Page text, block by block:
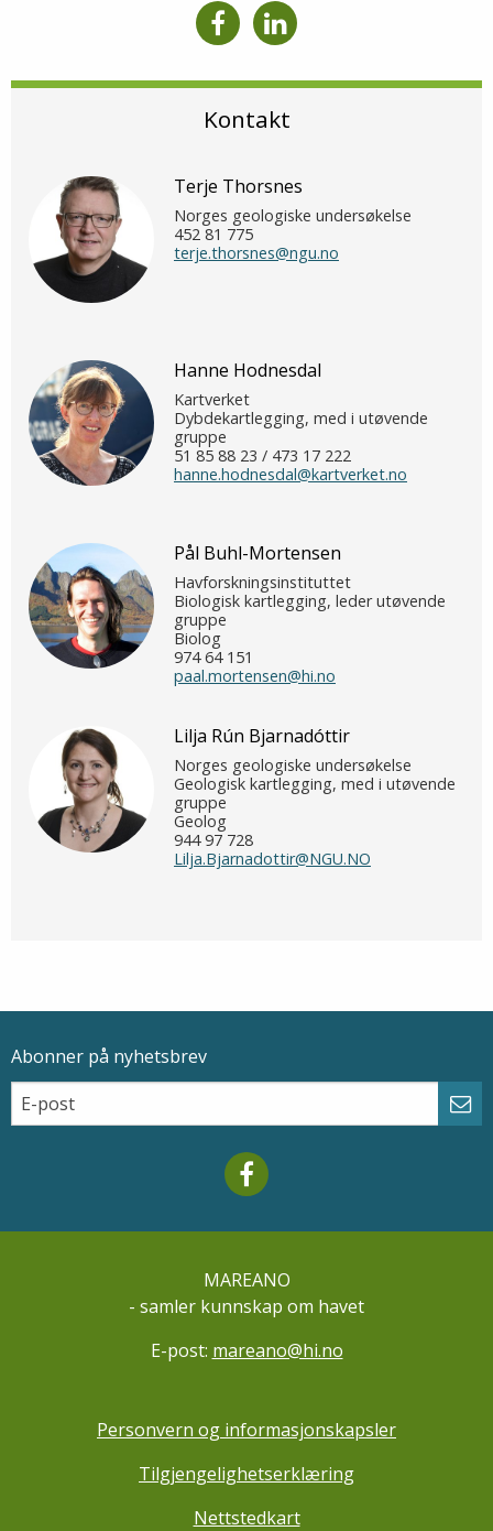
Kontakt
Terje Thorsnes
Norges geologiske undersøkelse
452 81 775
terje.thorsnes@ngu.no
Hanne Hodnesdal
Kartverket
Dybdekartlegging, med i utøvende
gruppe
51 85 88 23 / 473 17 222
hanne.hodnesdal@kartverket.no
Pål Buhl-Mortensen
Havforskningsinstituttet
Biologisk kartlegging, leder utøvende
gruppe
Biolog
974 64 151
paal.mortensen@hi.no
Lilja Rún Bjarnadóttir
Norges geologiske undersøkelse
Geologisk kartlegging, med i utøvende
gruppe
Geolog
944 97 728
Lilja.Bjarnadottir@NGU.NO
Epostadresse
Abonner på nyhetsbrev
Email
Mareano facebook
MAREANO
- samler kunnskap om havet
E-post: mareano@hi.no
Personvern og informasjonskapsler
Tilgjengelighetserklæring
Nettstedkart